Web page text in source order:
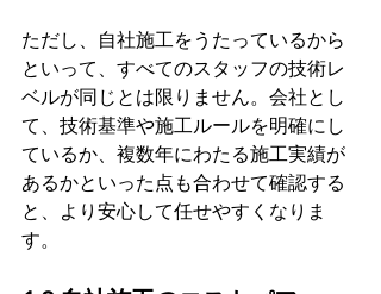
ただし、自社施工をうたっているから
といって、すべてのスタッフの技術レ
ベルが同じとは限りません。会社とし
て、技術基準や施工ルールを明確にし
ているか、複数年にわたる施工実績が
あるかといった点も合わせて確認する
と、より安心して任せやすくなりま
す。